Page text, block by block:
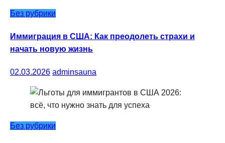
Без рубрики
Иммиграция в США: Как преодолеть страхи и
начать новую жизнь
02.03.2026 adminsauna
Без рубрики